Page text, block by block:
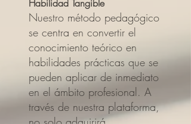
Habilidad Tangible
Nuestro método pedagógico
se centra en convertir el
conocimiento teórico en
habilidades prácticas que se
pueden aplicar de inmediato
en el ámbito profesional. A
través de nuestra plataforma,